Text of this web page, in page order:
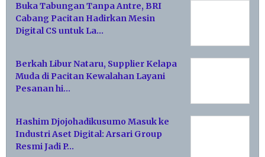
Buka Tabungan Tanpa Antre, BRI
Cabang Pacitan Hadirkan Mesin
Digital CS untuk La…
Berkah Libur Nataru, Supplier Kelapa
Muda di Pacitan Kewalahan Layani
Pesanan hi…
Hashim Djojohadikusumo Masuk ke
Industri Aset Digital: Arsari Group
Resmi Jadi P…